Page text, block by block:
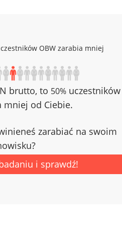
OBW zarabia mniej
brutto, to 50% uczestników
mniej od Ciebie.
zarabiać na swoim
i sprawdź!